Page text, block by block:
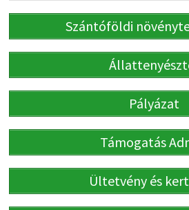
Szántóföldi
Pályázat
Támogatás
Ültetvény és